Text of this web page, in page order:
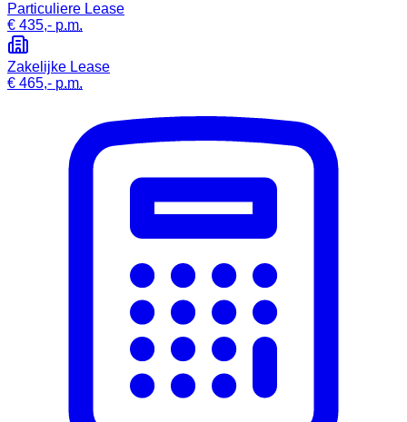
Particuliere Lease
€ 435,- p.m.
Zakelijke Lease
€ 465,- p.m.